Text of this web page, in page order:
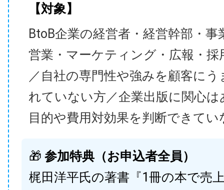
【対象】
BtoB企業の経営者・経営幹部・事
営業・マーケティング・広報・採
／自社の専門性や強みを顧客に
れていない方／企業出版に関心
目的や費用対効果を判断できてい
🎁 参加特典（お申込者全員）
梶田洋平氏の著書『1冊の本で売